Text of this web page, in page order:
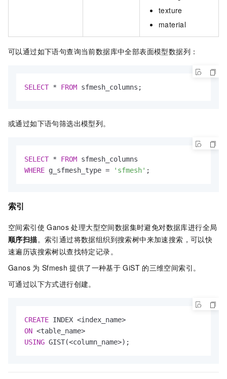
texture
material
可以通过如下语句查询当前数据库中全部表面模型数据列：
SELECT * FROM sfmesh_columns;
或通过如下语句筛选出模型列。
SELECT * FROM
WHERE g_sfmesh_type = 'sfmesh' ;
索引
空间索引使 Ganos 处理大型空间数据集时避免对数据库进行全局
顺序扫描。索引通过将数据组织到搜索树中来加速搜索，可以快
速遍历该搜索树以查找特定记录。
Ganos 为 Sfmesh 提供了一种基于 GiST 的三维空间索引。
可通过以下方式进行创建。
CREATE INDEX <index_name>
ON <table_name>
USING GIST(<column_name>);